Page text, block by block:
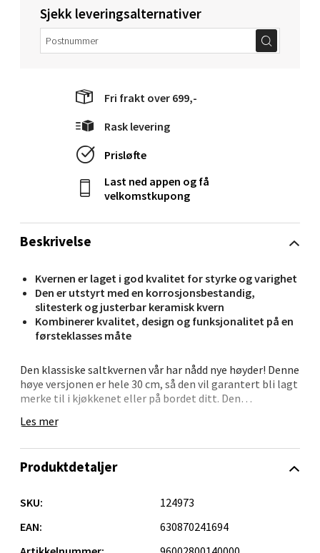
Beskrivelse
Kvernen er laget i god kvalitet for styrke og varighet
Den er utstyrt med en korrosjonsbestandig,
slitesterk og justerbar keramisk kvern
Kombinerer kvalitet, design og funksjonalitet på en
førsteklasses måte
Den klassiske saltkvernen vår har nådd nye høyder! Denne
høye versjonen er hele 30 cm, så den vil garantert bli lagt
merke til i kjøkkenet eller på bordet ditt. Den
havsaltet til små krystaller. Hvis du vil justere
Garanti: 10 år.
Diameter: 7 cm.
Les mer
Sjekk leveringsalternativer
Fri frakt over 699,-
Rask levering
Prisløfte
Last ned appen og få
velkomstkupong
Produktdetaljer
SKU:
124973
EAN:
630870241694
Velg
Narvik - Thon Senter Malmporten
Åpent i dag 10-20
0 i butikk
Velg
Bergen - Oasen Senter
Folke Bernadottes vei 52, 5147 Fyllingsdalen
Åpent i dag 10-21
Oppdal - Aunasenteret
Aunasenteret, Sunndalsvegen 3, 7340 Oppdal